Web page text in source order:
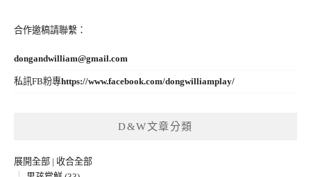
合作邀稿請聯繫：
dongandwilliam@gmail.com
私訊FB粉專https://www.facebook.com/dongwilliamplay/
D&W文章分類
展開全部 | 收合全部